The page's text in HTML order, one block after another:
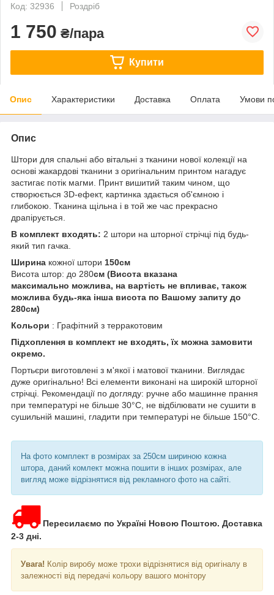
Код: 32936
Роздріб
1 750 ₴/пара
Купити
Опис Характеристики Доставка Оплата Умови
Опис
Штори для спальні або вітальні з тканини нової колекції на
основі жакардові тканини з оригінальним принтом нагадує
застигає потік магми. Принт вишитий таким чином, що
створюється 3D-ефект, картинка здається об'ємною і
глибокою. Тканина щільна і в той же час прекрасно
драпірується.
В комплект входять: 2 штори на шторної стрічці під будь-
який тип гачка.
Ширина кожної штори 150см
Висота штор: до 280см (Висота вказана
максимально можлива, на вартість не впливає, також
можлива будь-яка інша висота по Вашому запиту до
280см)
Кольори : Графітний з терракотовим
Підхоплення в комплект не входять, їх можна замовити
окремо.
Портьєри виготовлені з м'якої і матової тканини. Виглядає
дуже оригінально! Всі елементи виконані на широкій шторної
стрічці. Рекомендації по догляду: ручне або машинне прання
при температурі не більше 30°С, не відбілювати не сушити в
сушильній машині, гладити при температурі не більше 150°С.
На фото комплект в розмірах за 250см шириною кожна
штора, даний комлект можна пошити в інших розмірах, але
вигляд може відрізнятися від рекламного фото на сайті.
Пересилаємо по Україні Новою Поштою. Доставка
2-3 дні.
Увага! Колір виробу може трохи відрізнятися від оригіналу в
залежності від передачі кольору вашого монітору